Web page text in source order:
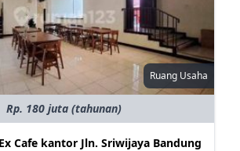
Ruang Usaha
Rp. 180 juta (tahunan)
Cafe kantor Jln. Sriwijaya Bandung